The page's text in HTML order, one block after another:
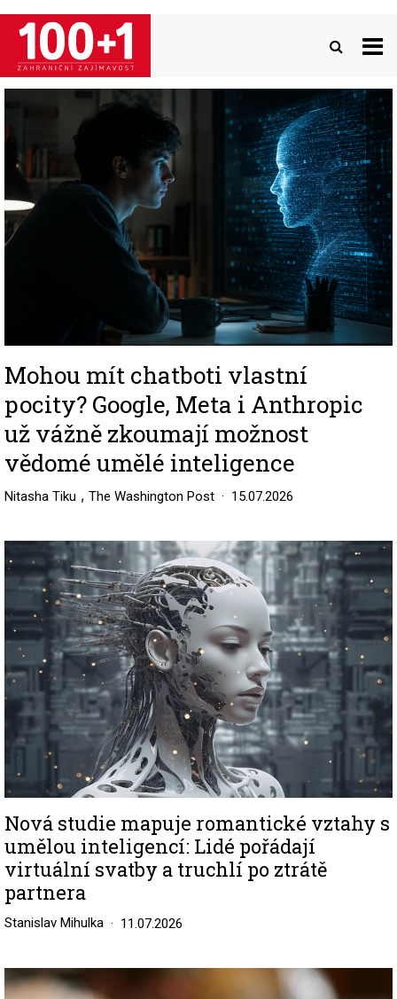
Přejít
hlavnímu
obsahu
Image
Mohou mít chatboti vlastní
pocity? Google, Meta i Anthropic
už vážně zkoumají možnost
vědomé umělé inteligence
Nitasha Tiku , The Washington Post 15.07.2026
Nová studie mapuje romantické vztahy s
umělou inteligencí: Lidé pořádají
virtuální svatby a truchlí po ztrátě
partnera
Stanislav Mihulka 11.07.2026
Image